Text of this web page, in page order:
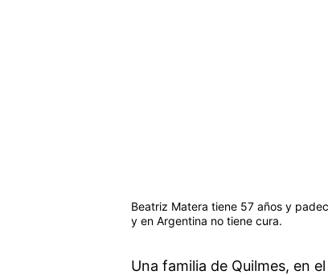
Beatriz Matera tiene 57 años y
y en Argentina no tiene cura.
Una familia de Quilmes, en